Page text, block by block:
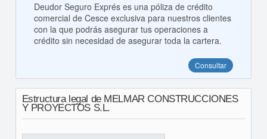
Deudor Seguro Exprés es una póliza de crédito
comercial de Cesce exclusiva para nuestros clientes
con la que podrás asegurar tus operaciones a
crédito sin necesidad de asegurar toda la cartera.
Consultar
Estructura legal de MELMAR CONSTRUCCIONES
Y PROYECTOS S.L.